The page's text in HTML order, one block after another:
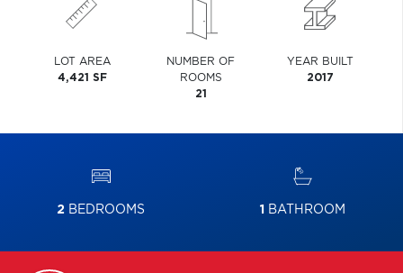
LOT AREA
4,421 SF
NUMBER OF
ROOMS
21
YEAR BUILT
2017
2 BEDROOMS 1 BATHROOM